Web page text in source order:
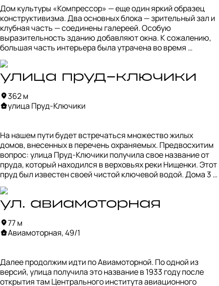
Дом культуры «Компрессор» — еще один яркий образец
конструктивизма. Два основных блока — зрительный зал и
клубная часть — соединены галереей. Особую
выразительность зданию добавляют окна. К сожалению,
большая часть интерьера была утрачена во время
реконструкции, но здание до сих пор привлекает внимание
своим необычным дизайном. Раньше дом культуры
предназначался для библиотеки, читательского зала и
столовой, чтобы питаться не только обыкновенной пищей,
но и духовной.
улица пруд-ключики
362 м
улица Пруд-Ключики
На нашем пути будет встречаться множество жилых
домов, внесенных в перечень охраняемых. Предвосхитим
вопрос: улица Пруд-Ключики получила свое название от
пруда, который находился в верховьях реки Нищенки. Этот
пруд был известен своей чистой ключевой водой. Дома 3 и
5 — выявленные памятники архитектуры, построеннные в
1928 по проекту архитектора А.П. Вегнера.
ул. авиамоторная
77 м
Авиамоторная, 49/1
Далее продолжим идти по Авиамоторной. По одной из
версий, улица получила это название в 1933 году после
открытия там Центрального института авиационного